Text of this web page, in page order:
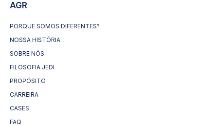
AGR
PORQUE SOMOS DIFERENTES?
NOSSA HISTÓRIA
SOBRE NÓS
FILOSOFIA JEDI
PROPÓSITO
CARREIRA
CASES
FAQ